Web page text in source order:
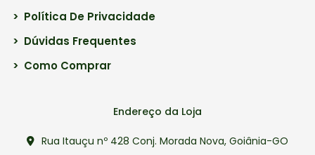
> Política De Privacidade
> Dúvidas Frequentes
> Como Comprar
Endereço da Loja
Rua Itauçu nº 428 Conj. Morada Nova, Goiânia-GO